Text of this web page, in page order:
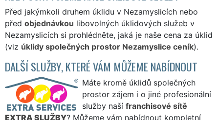
Před jakýmkoli druhem úklidu v Nezamyslicích nebo
před objednávkou libovolných úklidových služeb v
Nezamyslicích si prohlédněte, jaká je naše cena za úklid
(viz úklidy společných prostor Nezamyslice ceník).
DALŠÍ SLUŽBY, KTERÉ VÁM MŮŽEME NABÍDNOUT
Máte kromě úklidů společných
prostor zájem i o jiné profesionální
služby naší franchisové sítě
EXTRA SLUŽBY? Můžeme vám nabídnout kompletní